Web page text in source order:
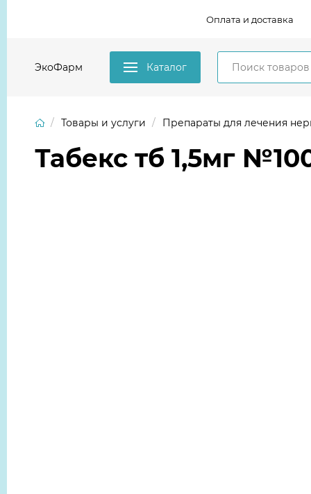
Оплата и доставка
ЭкоФарм Каталог
Товары и услуги Препараты для лечения
Табекс тб 1,5мг